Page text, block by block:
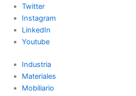
Twitter
Instagram
LinkedIn
Youtube
Industria
Materiales
Mobiliario